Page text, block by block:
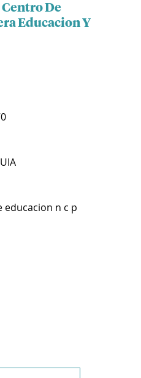
De
Educacion Y
educacion n c p